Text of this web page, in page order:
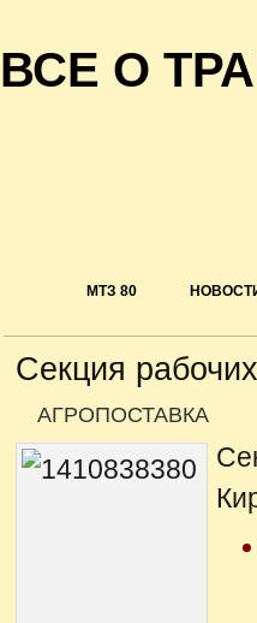
ВСЕ О
МТЗ 80
Секция
АГРОПОСТАВКА